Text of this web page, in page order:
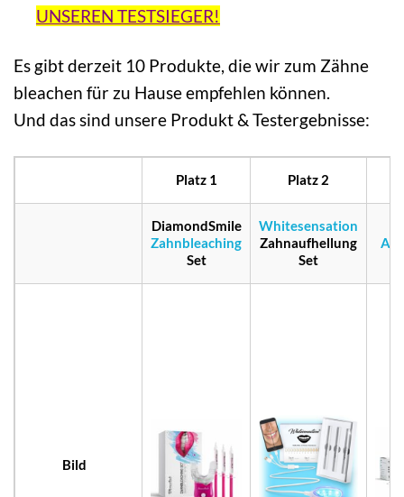
UNSEREN TESTSIEGER!
Es gibt derzeit 10 Produkte, die wir zum Zähne
bleachen für zu Hause empfehlen können.
Und das sind unsere Produkt & Testergebnisse:
Platz 1 Platz 2
DiamondSmile
Zahnbleaching
Set
Whitesensation
Zahnaufhellung
Set
Bild